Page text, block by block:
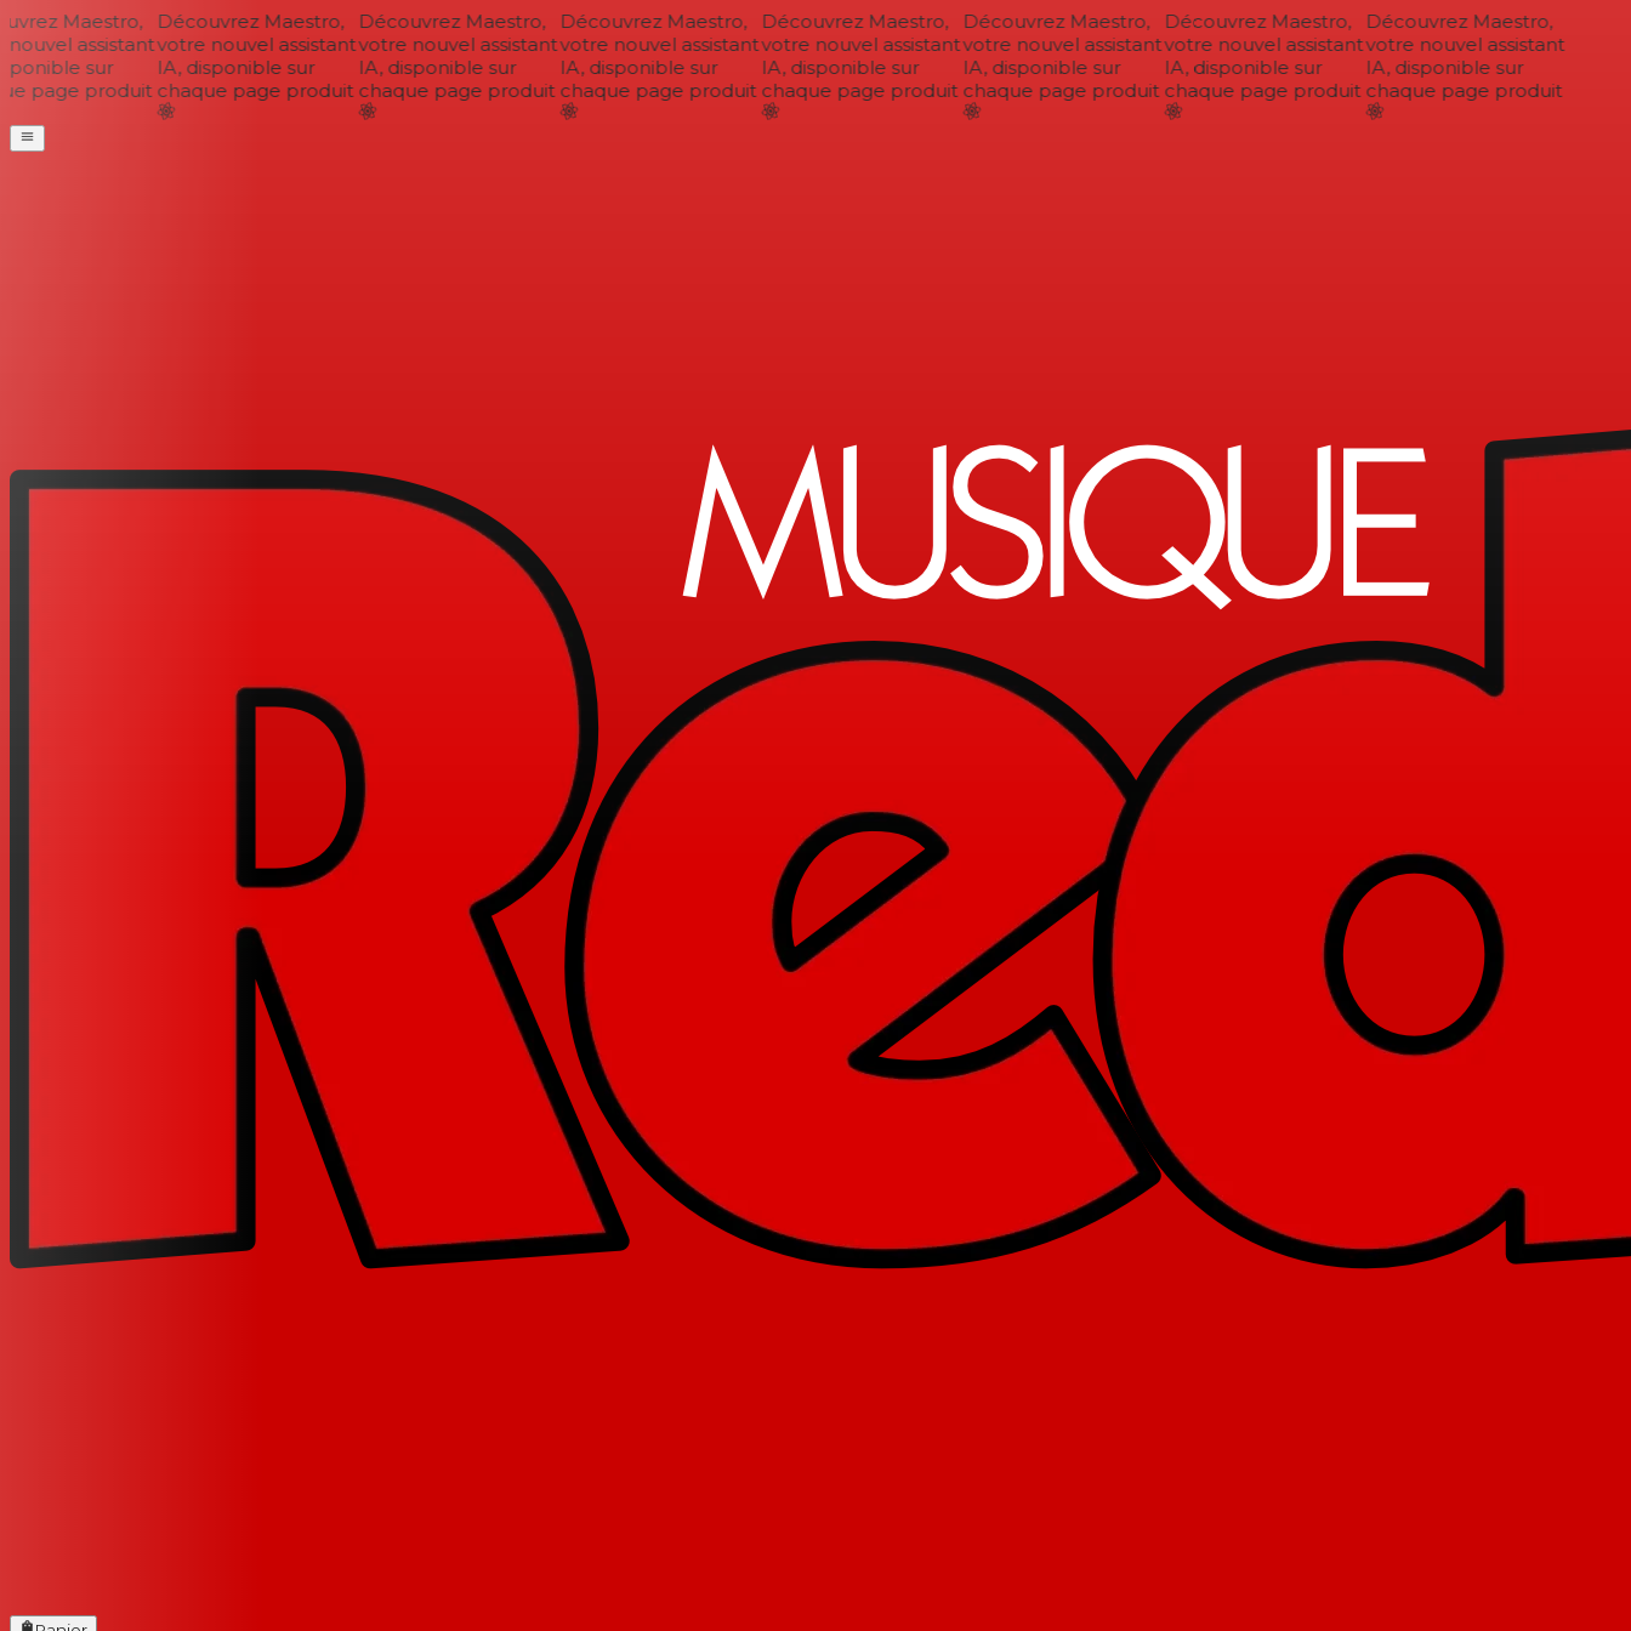
Maestro,
assistant
sur
page produit
Découvrez Maestro,
votre nouvel assistant
IA, disponible sur
chaque page produit
Découvrez Maestro,
votre nouvel assistant
IA, disponible sur
chaque page produit
Découvrez Maestro,
votre nouvel assistant
IA, disponible sur
chaque page produit
Découvrez Maestro,
votre nouvel assistant
IA, disponible sur
chaque page produit
Découvrez Maestro,
votre nouvel assistant
IA, disponible sur
chaque page produit
Découvrez Maestro,
votre nouvel assistant
IA, disponible sur
chaque page produit
Découvrez Maestro,
votre nouvel assistant
IA, disponible sur
chaque page produit